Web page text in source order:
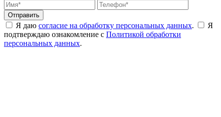
Я даю согласие на обработку персональных данных.
Я
подтверждаю ознакомление с Политикой обработки
персональных данных.